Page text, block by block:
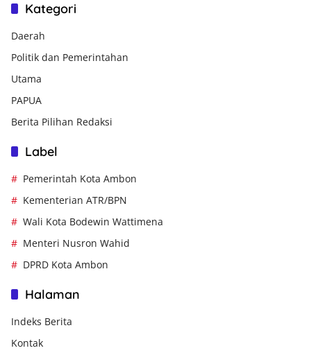
Kategori
Daerah
Politik dan Pemerintahan
Utama
PAPUA
Berita Pilihan Redaksi
Label
Pemerintah Kota Ambon
Kementerian ATR/BPN
Wali Kota Bodewin Wattimena
Menteri Nusron Wahid
DPRD Kota Ambon
Halaman
Indeks Berita
Kontak